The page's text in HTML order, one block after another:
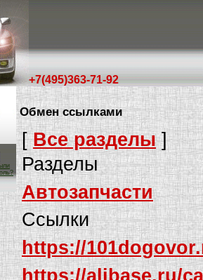
+7(495)363-71-92
Обмен ссылками
[Все разделы]
Разделы
Автозапчасти
Ссылки
https://